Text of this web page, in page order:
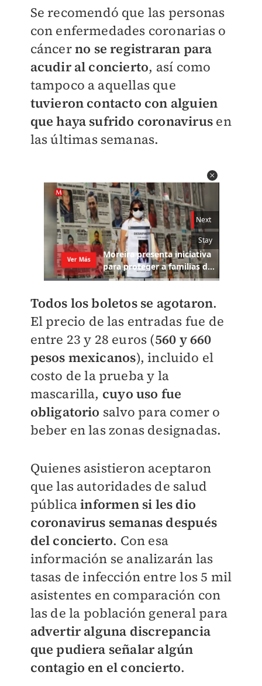
Se recomendó que las personas
con enfermedades coronarias o
cáncerno se registraran para
acudir al concierto, así como
tampoco a aquellas que
tuvieron contacto con alguien
que haya sufrido coronavirus en
las últimas semanas.
Todos los boletos se agotaron.
El precio de las entradas fue de
entre 23 y 28 euros (560 y 660
pesos mexicanos), incluido el
costo de la prueba y la
mascarilla, cuyo uso fue
obligatorio salvo para comer o
beber en las zonas designadas.
Quienes asistieron aceptaron
que las autoridades de salud
públicainformen si les dio
coronavirus semanas después
del concierto. Con esa
información se analizarán las
tasas de infección entre los 5 mil
asistentes en comparación con
las de la población general para
advertir alguna discrepancia
que pudiera señalar algún
contagio en el concierto.